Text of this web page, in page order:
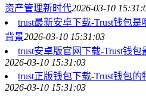
资产管理新时代2026-03-10
trust最新安卓下载-Trust钱包
背景2026-03-10 15:31:03
trust安卓版官网下载-Trust钱
2026-03-10 15:31:03
trust正版钱包下载-Trust钱包
2026-03-10 15:31:03